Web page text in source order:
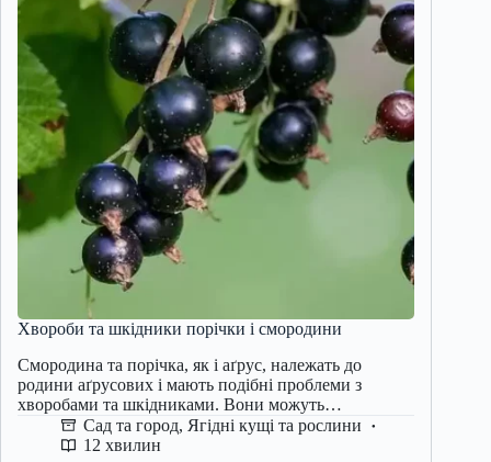
Хвороби та шкідники порічки і смородини
Смородина та порічка, як і аґрус, належать до
родини аґрусових і мають подібні проблеми з
хворобами та шкідниками. Вони можуть…
Сад та город, Ягідні кущі та рослини
12 хвилин